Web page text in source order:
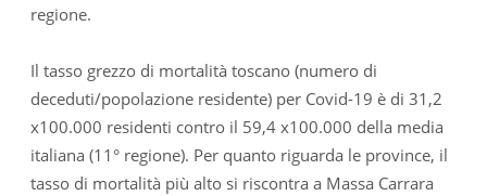
regione.
Il tasso grezzo di mortalità toscano (numero di
deceduti/popolazione residente) per Covid-19 è di 31,2
x100.000 residenti contro il 59,4 x100.000 della media
italiana (11° regione). Per quanto riguarda le province, il
tasso di mortalità più alto si riscontra a Massa Carrara